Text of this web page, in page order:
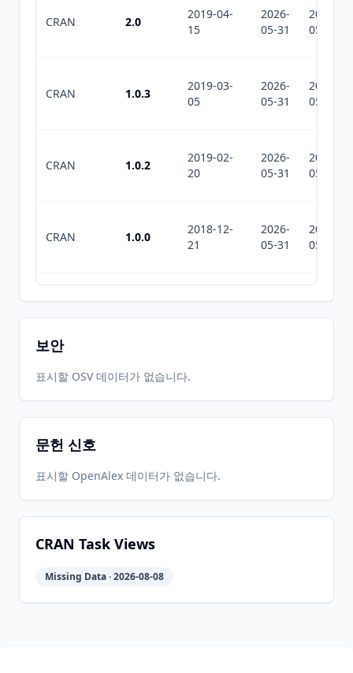
CRAN 2.0
2019-04-
15
2026-
05-31
2026-
05-31
CRAN 1.0.3
2019-03-
05
2026-
05-31
2026-
05-31
CRAN 1.0.2
2019-02-
20
2026-
05-31
2026-
05-31
CRAN 1.0.0
2018-12-
21
2026-
05-31
2026-
05-31
2026-
07-12
2026-
07-12
CRAN 2.0.3
CRAN
보안
표시할 OSV 데이터가 없습니다.
문헌 신호
표시할 OpenAlex 데이터가 없습니다.
CRAN Task Views
Missing Data · 2026-08-08